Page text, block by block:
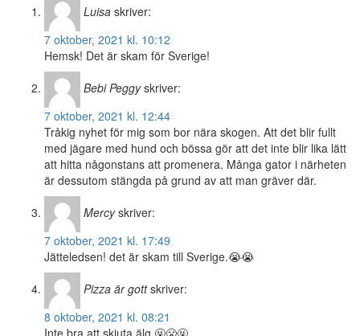
Luisa skriver:
7 oktober, 2021 kl. 10:12
Hemsk! Det är skam för Sverige!
Bebi Peggy skriver:
7 oktober, 2021 kl. 12:44
Tråkig nyhet för mig som bor nära skogen. Att det blir fullt
med jägare med hund och bössa gör att det inte blir lika lätt
att hitta någonstans att promenera. Många gator i närheten
är dessutom stängda på grund av att man gräver där.
Mercy skriver:
7 oktober, 2021 kl. 17:49
Jätteledsen! det är skam till Sverige.😭😭
Pizza är gott skriver:
8 oktober, 2021 kl. 08:21